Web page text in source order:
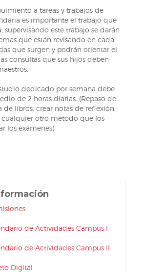
a tareas y trabajos de
es importante el trabajo que
supervisando este trabajo se darán
que están revisando en cada
que surgen y podrán orientar el
consultas que sus hijos deben
dedicado por semana debe
de 2 horas diarias. (Repaso de
de libros, crear notas de reflexión,
cualquier otro método que los
los exámenes).
de Actividades Campus I
de Actividades Campus II
Digital